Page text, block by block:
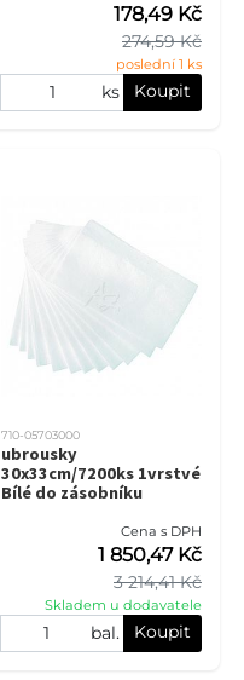
274,59 Kč
178,49 Kč
poslední 1 ks
ks Koupit
710-05703000
ubrousky
30x33cm/7200ks 1vrstvé
Bílé do zásobníku
Cena s DPH
3 214,41 Kč
1 850,47 Kč
Skladem u dodavatele
bal. Koupit